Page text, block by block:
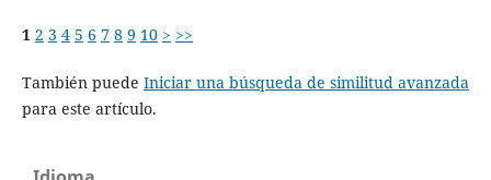
1 2 3 4 5 6 7 8 9 10 > >>
También puede Iniciar una búsqueda de similitud avanzada
para este artículo.